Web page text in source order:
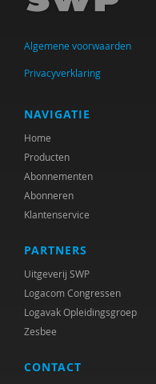
Algemene voorwaarden
Privacyverklaring
NAVIGATIE
Home
Producten
Abonnementen
Abonneren
Klantenservice
PARTNERS
Uitgeverij SWP
Logacom Congressen
Logavak Opleidingsgroep
Zesbee
CONTACT